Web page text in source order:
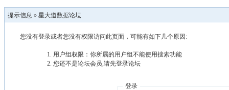
提示信息 » 星大道数据论坛
您没有登录或者您没有权限访问此页面，可能有如下几个原因:
用户组权限：你所属的用户组不能使用搜索功能
您还不是论坛会员,请先登录论坛
登录